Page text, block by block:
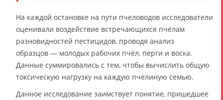
На каждой остановке на пути пчеловодов исследователи
оценивали воздействие встречающихся пчёлам
разновидностей пестицидов, проводя анализ
образцов — молодых рабочих пчёл, перги и воска.
Данные суммировались с тем, чтобы вычислить общую
токсическую нагрузку на каждую пчелиную семью.
Данное исследование заимствует понятие, пришедшее